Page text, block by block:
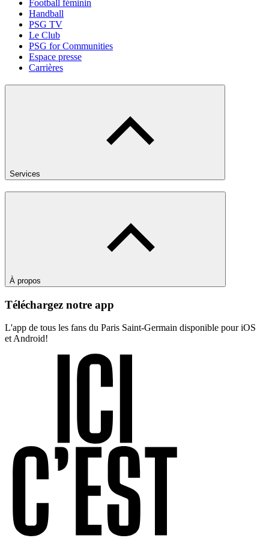
Football féminin
Handball
PSG TV
Le Club
PSG for Communities
Espace presse
Carrières
Services
À propos
Téléchargez notre app
L'app de tous les fans du Paris Saint-Germain disponible pour iOS
et Android!